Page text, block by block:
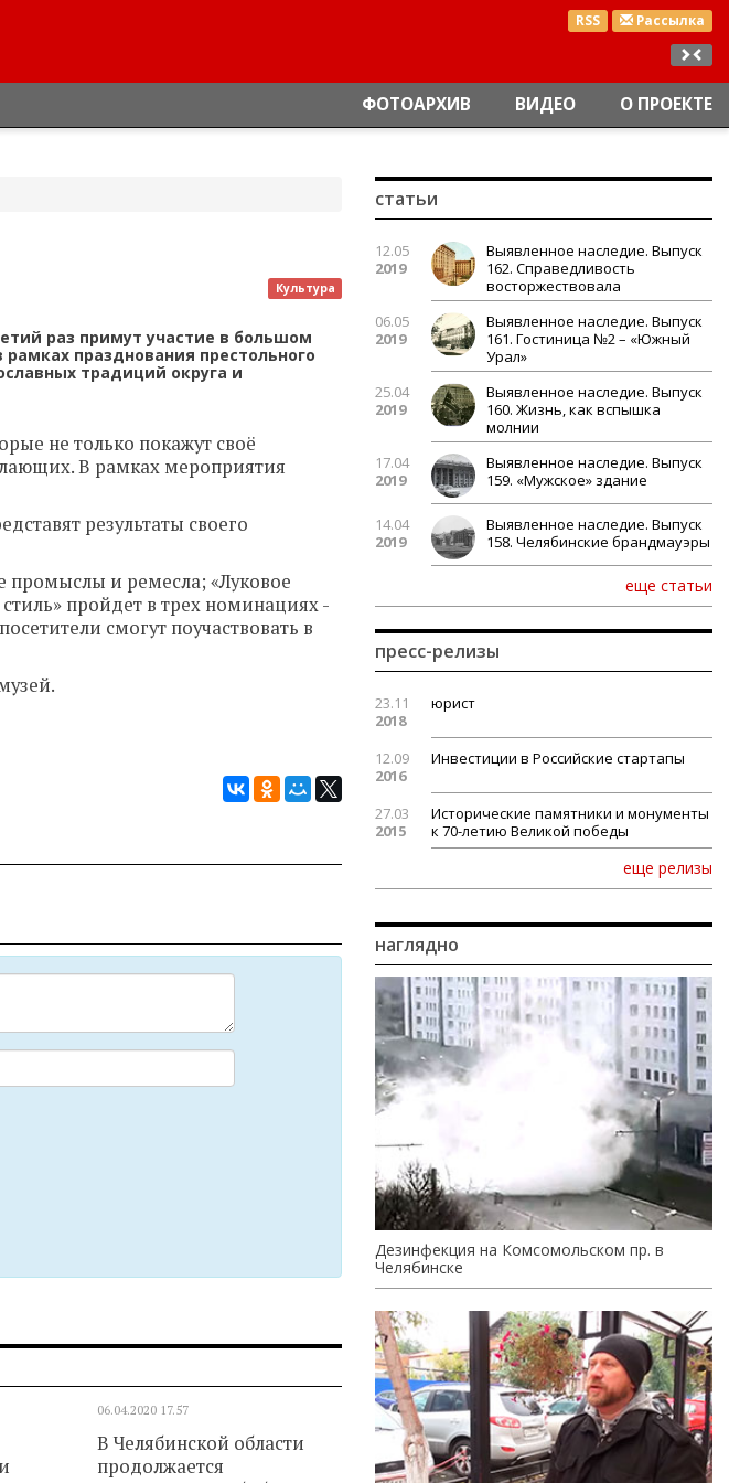
RSS Рассылка
ФОТОАРХИВ ВИДЕО О ПРОЕКТЕ
Культура
раз примут участие в большом
празднования престольного
традиций округа и
не только покажут своё
В рамках мероприятия
результаты своего
промыслы и ремесла; «Луковое
пройдет в трех номинациях -
смогут поучаствовать в
06.04.2020 17.57
В Челябинской области
продолжается
статьи
12.05
2019
Выявленное наследие. Выпуск
162. Справедливость
восторжествовала
06.05
2019
Выявленное наследие. Выпуск
161. Гостиница №2 – «Южный
Урал»
25.04
2019
Выявленное наследие. Выпуск
160. Жизнь, как вспышка
молнии
17.04
2019
Выявленное наследие. Выпуск
159. «Мужское» здание
14.04
2019
Выявленное наследие. Выпуск
158. Челябинские брандмауэры
еще статьи
пресс-релизы
23.11
2018
юрист
12.09
2016
Инвестиции в Российские стартапы
27.03
2015
Исторические памятники и монументы
к 70-летию Великой победы
еще релизы
наглядно
Дезинфекция на Комсомольском пр. в
Челябинске